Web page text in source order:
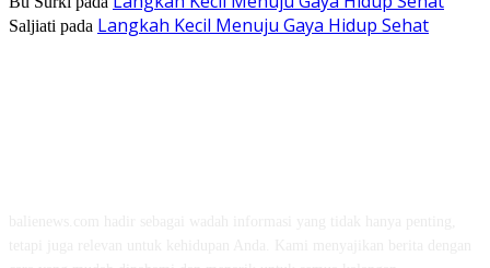
Saljiati pada Langkah Kecil Menuju Gaya Hidup Sehat